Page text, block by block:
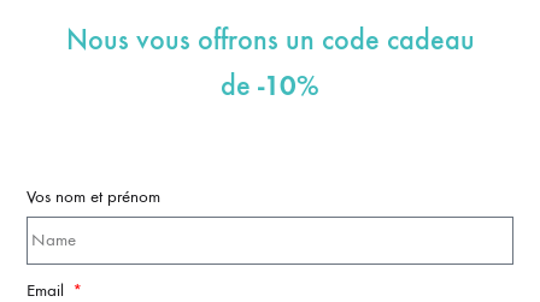
Nous vous offrons un code cadeau
de -10%
Vos nom et prénom
Email